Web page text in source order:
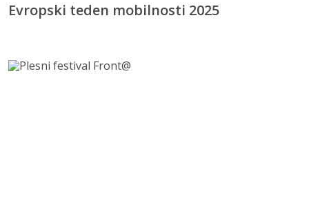
Evropski teden mobilnosti 2025